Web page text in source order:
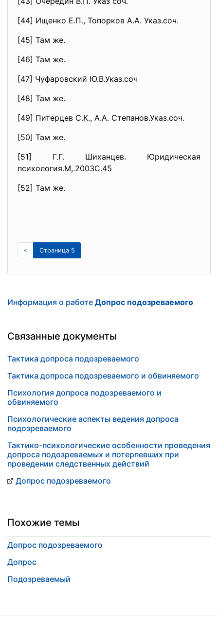
[44] Ищенко Е.П., Топорков А.А. Указ.соч.
[45] Там же.
[46] Там же.
[47] Чуфаровский Ю.В.Указ.соч
[48] Там же.
[49] Питерцев С.К., А.А. Степанов.Указ.соч.
[50] Там же.
[51] Г.Г. Шиханцев. Юридическая
психология.М,.2003С.45
[52] Там же.
« Страница 5
Информация о работе Допрос подозреваемого
Связанные документы
Тактика допроса подозреваемого
Тактика допроса подозреваемого и обвиняемого
Психология допроса подозреваемого и
обвиняемого
Психологические аспекты ведения допроса
подозреваемого
Тактико-психологические особенности проведения
допроса подозреваемых и потерпевших при
проведении следственных действий
Допрос подозреваемого
Похожие темы
Допрос подозреваемого
Допрос
Подозреваемый